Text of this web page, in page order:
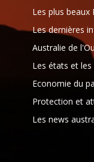
Les plus beaux
Les dernières
Australie de
Les états et les
Economie du
Protection et
Les news